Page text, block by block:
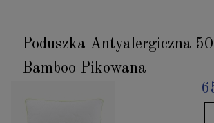
Poduszka Antyalergiczna
Bamboo Pikowana